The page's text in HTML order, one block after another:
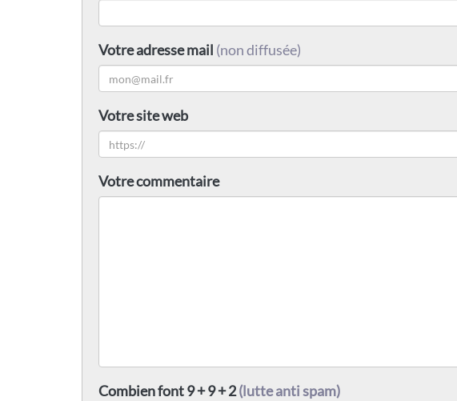
Votre adresse mail (non diffusée)
Votre site web
Votre commentaire
Combien font 9 + 9 + 2(lutte anti spam)